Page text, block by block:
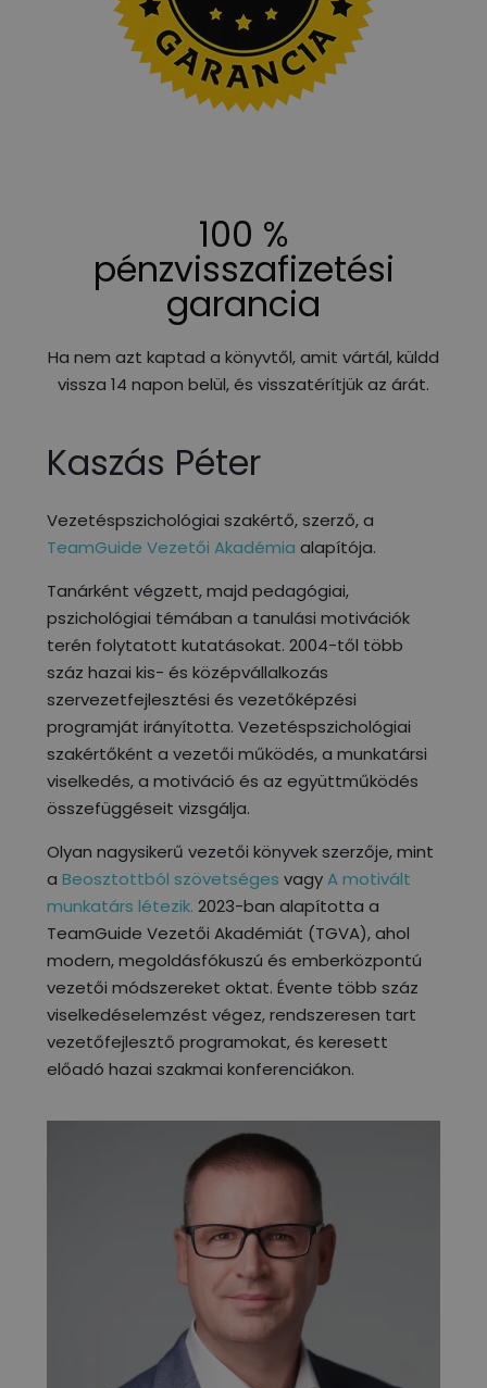
100 %
pénzvisszafizetési
garancia
Ha nem azt kaptad a könyvtől, amit vártál, küldd
vissza 14 napon belül, és visszatérítjük az árát.
Kaszás Péter
Vezetéspszichológiai szakértő, szerző, a
TeamGuide Vezetői Akadémia alapítója.
Tanárként végzett, majd pedagógiai,
pszichológiai témában a tanulási motivációk
terén folytatott kutatásokat. 2004-től több
száz hazai kis- és középvállalkozás
szervezetfejlesztési és vezetőképzési
programját irányította. Vezetéspszichológiai
szakértőként a vezetői működés, a munkatársi
viselkedés, a motiváció és az együttműködés
összefüggéseit vizsgálja.
Olyan nagysikerű vezetői könyvek szerzője, mint
a Beosztottból szövetséges vagyA motivált
munkatárs létezik. 2023-ban alapította a
TeamGuide Vezetői Akadémiát (TGVA), ahol
modern, megoldásfókuszú és emberközpontú
vezetői módszereket oktat. Évente több száz
viselkedéselemzést végez, rendszeresen tart
vezetőfejlesztő programokat, és keresett
előadó hazai szakmai konferenciákon.